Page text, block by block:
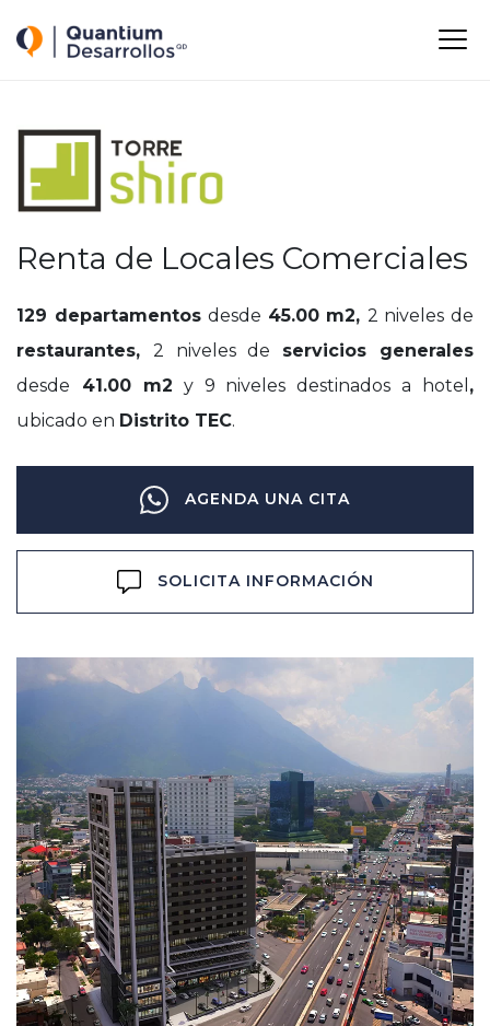
Quantium Desarrollos -
Renta de Locales Comerciales
129 departamentosdesde 45.00 m2, 2 niveles de
restaurantes, 2 niveles de servicios generales
desde 41.00 m2 y 9 niveles destinados a hotel ,
ubicado en Distrito TEC.
AGENDA UNA CITA
SOLICITA INFORMACIÓN